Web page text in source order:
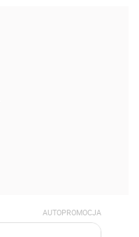
AUTOPROMOCJA